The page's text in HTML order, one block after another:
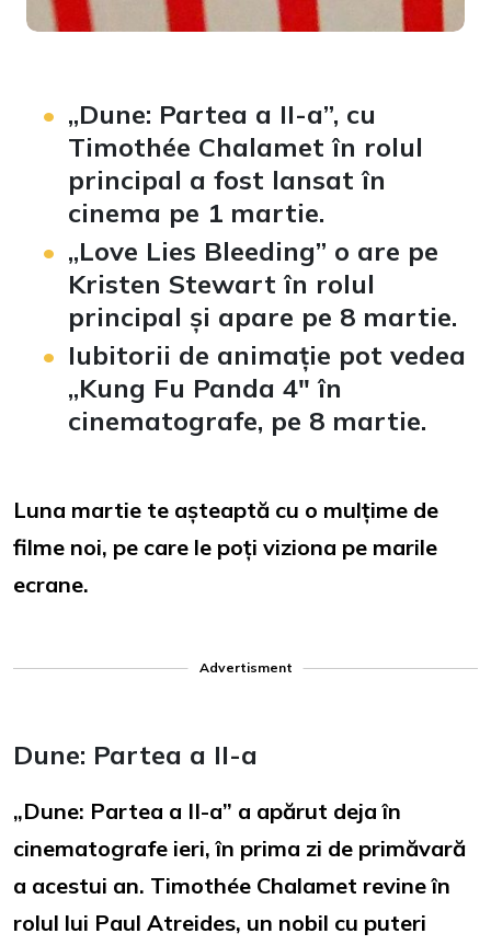
„Dune: Partea a II-a”, cu
Timothée Chalamet în rolul
principal a fost lansat în
cinema pe 1 martie.
„Love Lies Bleeding” o are pe
Kristen Stewart în rolul
principal și apare pe 8 martie.
Iubitorii de animație pot vedea
„Kung Fu Panda 4″ în
cinematografe, pe 8 martie.
Luna martie te așteaptă cu o mulțime de
filme noi, pe care le poți viziona pe marile
ecrane.
Advertisment
Dune: Partea a II-a
„Dune: Partea a II-a” a apărut deja în
cinematografe ieri, în prima zi de primăvară
a acestui an. Timothée Chalamet revine în
rolul lui Paul Atreides, un nobil cu puteri